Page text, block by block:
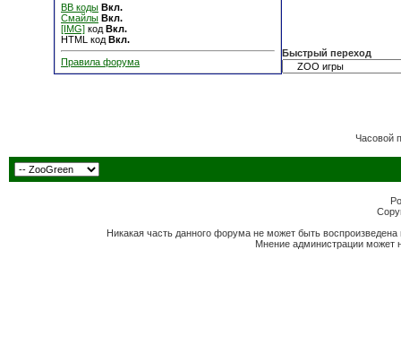
BB коды Вкл.
Смайлы Вкл.
[IMG] код Вкл.
HTML код Вкл.
Правила форума
Быстрый переход
Часовой
Никакая часть данного форума не может быть
Мнение администрации может